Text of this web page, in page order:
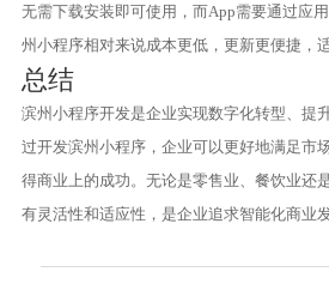
无需下载安装即可使用，而App需要通过应
州小程序相对来说成本更低，更新更便捷，
总结
滨州小程序开发是企业实现数字化转型、提
过开发滨州小程序，企业可以更好地满足市
得商业上的成功。无论是零售业、餐饮业还
有灵活性和适应性，是企业追求智能化商业